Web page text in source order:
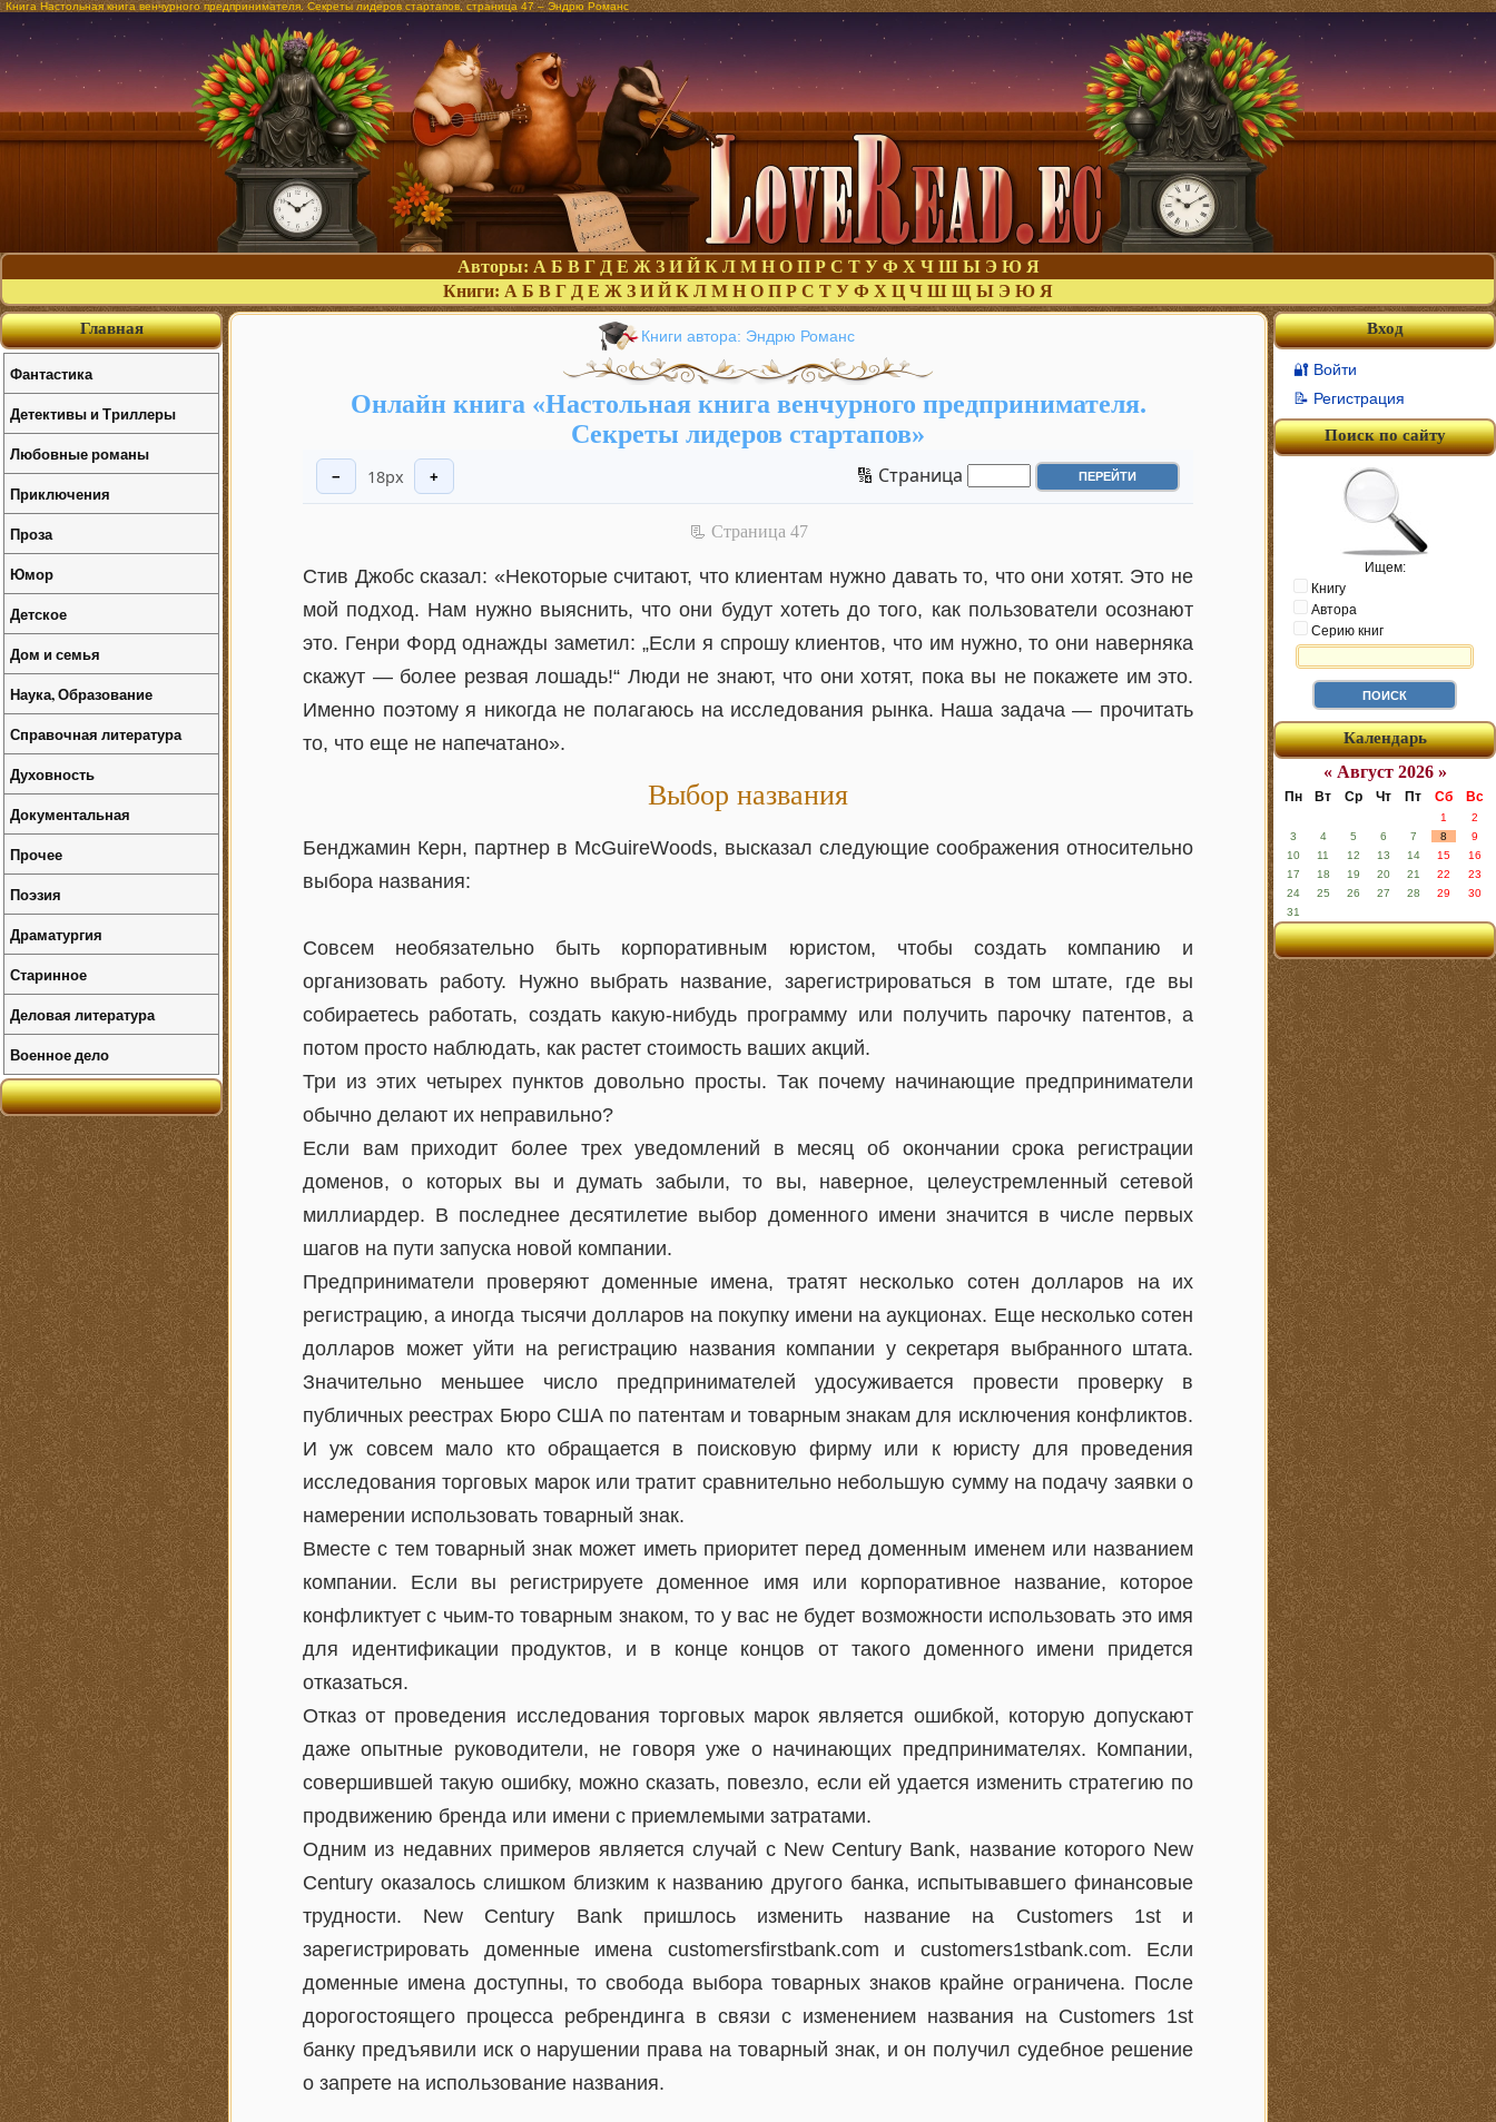
Книга Настольная книга венчурного предпринимателя. Секреты лидеров стартапов, страница 47 – Эндрю Романс
Авторы: А Б В Г Д Е Ж З И Й К Л М Н О П Р С Т У Ф Х Ч Ш Ы Э Ю Я
Книги: А Б В Г Д Е Ж З И Й К Л М Н О П Р С Т У Ф Х Ц Ч Ш Щ Ы Э Ю Я
Книги автора: Эндрю Романс
Онлайн книга «Настольная книга венчурного предпринимателя.
Секреты лидеров стартапов»
− 18px + 🔢 Страница
📃 Cтраница 47
Стив Джобс сказал: «Некоторые считают, что клиентам нужно давать то, что они хотят. Это не
мой подход. Нам нужно выяснить, что они будут хотеть до того, как пользователи осознают
это. Генри Форд однажды заметил: „Если я спрошу клиентов, что им нужно, то они наверняка
скажут — более резвая лошадь!“ Люди не знают, что они хотят, пока вы не покажете им это.
Именно поэтому я никогда не полагаюсь на исследования рынка. Наша задача — прочитать
то, что еще не напечатано».
Выбор названия
Бенджамин Керн, партнер в McGuireWoods, высказал следующие соображения относительно
выбора названия:
Совсем необязательно быть корпоративным юристом, чтобы создать компанию и
организовать работу. Нужно выбрать название, зарегистрироваться в том штате, где вы
собираетесь работать, создать какую-нибудь программу или получить парочку патентов, а
потом просто наблюдать, как растет стоимость ваших акций.
Три из этих четырех пунктов довольно просты. Так почему начинающие предприниматели
обычно делают их неправильно?
Если вам приходит более трех уведомлений в месяц об окончании срока регистрации
доменов, о которых вы и думать забыли, то вы, наверное, целеустремленный сетевой
миллиардер. В последнее десятилетие выбор доменного имени значится в числе первых
шагов на пути запуска новой компании.
Предприниматели проверяют доменные имена, тратят несколько сотен долларов на их
регистрацию, а иногда тысячи долларов на покупку имени на аукционах. Еще несколько сотен
долларов может уйти на регистрацию названия компании у секретаря выбранного штата.
Значительно меньшее число предпринимателей удосуживается провести проверку в
публичных реестрах Бюро США по патентам и товарным знакам для исключения конфликтов.
И уж совсем мало кто обращается в поисковую фирму или к юристу для проведения
исследования торговых марок или тратит сравнительно небольшую сумму на подачу заявки о
намерении использовать товарный знак.
Вместе с тем товарный знак может иметь приоритет перед доменным именем или названием
компании. Если вы регистрируете доменное имя или корпоративное название, которое
конфликтует с чьим-то товарным знаком, то у вас не будет возможности использовать это имя
для идентификации продуктов, и в конце концов от такого доменного имени придется
отказаться.
Отказ от проведения исследования торговых марок является ошибкой, которую допускают
даже опытные руководители, не говоря уже о начинающих предпринимателях. Компании,
совершившей такую ошибку, можно сказать, повезло, если ей удается изменить стратегию по
продвижению бренда или имени с приемлемыми затратами.
Одним из недавних примеров является случай с New Century Bank, название которого New
Century оказалось слишком близким к названию другого банка, испытывавшего финансовые
трудности. New Century Bank пришлось изменить название на Customers 1st и
зарегистрировать доменные имена customersfirstbank.com и customers1stbank.com. Если
доменные имена доступны, то свобода выбора товарных знаков крайне ограничена. После
дорогостоящего процесса ребрендинга в связи с изменением названия на Customers 1st
банку предъявили иск о нарушении права на товарный знак, и он получил судебное решение
о запрете на использование названия.
Вход
🔐 Войти
📝 Регистрация
Поиск по сайту
Ищем:
Книгу
Автора
Серию книг
Календарь
« Август 2026 »
Пн Вт Ср Чт Пт Сб Вс
1
2
3
4 5 6 7 8
9
10
11 12 13 14 15
16
17
18 19 20 21 22
23
24
25 26 27 28 29
30
31
Главная
Фантастика
Детективы и Триллеры
Любовные романы
Приключения
Проза
Юмор
Детское
Дом и семья
Наука, Образование
Справочная литература
Духовность
Документальная
Прочее
Поэзия
Драматургия
Старинное
Деловая литература
Военное дело